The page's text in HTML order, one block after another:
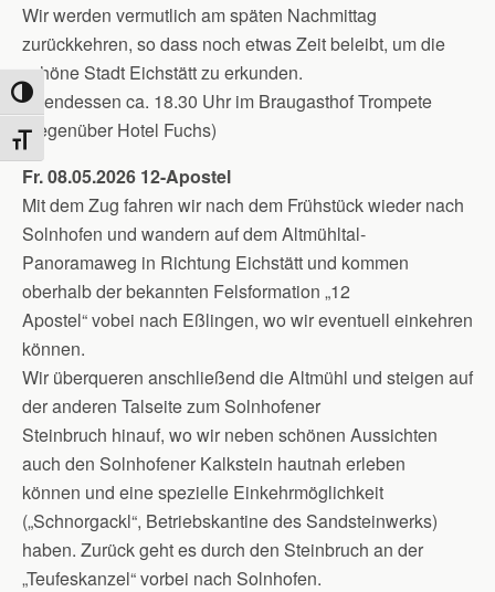
Umschalten auf hohe Kontraste
Schrift vergrößern
Wir werden vermutlich am späten Nachmittag
zurückkehren, so dass noch etwas Zeit beleibt, um die
schöne Stadt Eichstätt zu erkunden.
Abendessen ca. 18.30 Uhr im Braugasthof Trompete
(gegenüber Hotel Fuchs)
Fr. 08.05.2026 12-Apostel
Mit dem Zug fahren wir nach dem Frühstück wieder nach
Solnhofen und wandern auf dem Altmühltal-
Panoramaweg in Richtung Eichstätt und kommen
oberhalb der bekannten Felsformation „12
Apostel“ vobei nach Eßlingen, wo wir eventuell einkehren
können.
Wir überqueren anschließend die Altmühl und steigen auf
der anderen Talseite zum Solnhofener
Steinbruch hinauf, wo wir neben schönen Aussichten
auch den Solnhofener Kalkstein hautnah erleben
können und eine spezielle Einkehrmöglichkeit
(„Schnorgackl“, Betriebskantine des Sandsteinwerks)
haben. Zurück geht es durch den Steinbruch an der
„Teufeskanzel“ vorbei nach Solnhofen.